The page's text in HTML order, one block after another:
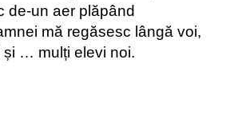
de-un aer plăpând
mă regăsesc lângă voi,
și … mulți elevi noi.